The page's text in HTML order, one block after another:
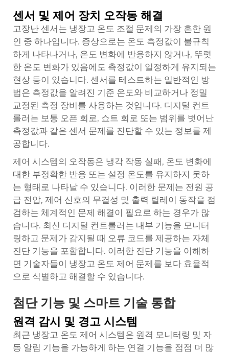
센서 및 제어 장치 오작동 해결
고장난 센서는 냉장고 온도 조절 문제의 가장 흔한 원
인 중 하나입니다. 증상으로는 온도 측정값이 불규칙
하게 나타나거나, 온도 변화에 반응하지 않거나, 뚜렷
한 온도 변화가 있음에도 측정값이 일정하게 유지되는
현상 등이 있습니다. 센서를 테스트하는 일반적인 방
법은 측정값을 알려진 기준 온도와 비교하거나 정밀
교정된 측정 장비를 사용하는 것입니다. 디지털 컨트
롤러는 보통 오픈 회로, 쇼트 회로 또는 범위를 벗어난
측정값과 같은 센서 문제를 진단할 수 있는 정보를 제
공합니다.
제어 시스템의 오작동은 냉각 작동 실패, 온도 변화에
대한 부정확한 반응 또는 설정 온도를 유지하지 못하
는 형태로 나타날 수 있습니다. 이러한 문제는 전원 공
급 전압, 제어 신호의 무결성 및 출력 릴레이 동작을 점
검하는 체계적인 문제 해결이 필요로 하는 경우가 많
습니다. 최신 디지털 컨트롤러는 내부 기능을 모니터
링하고 문제가 감지될 때 오류 코드를 제공하는 자체
진단 기능을 포함합니다. 이러한 진단 기능을 이해하
면 기술자들이 냉장고 온도 제어 문제를 보다 효율적
으로 식별하고 해결할 수 있습니다.
첨단 기능 및 스마트 기술 통합
원격 감시 및 경고 시스템
최근 냉장고 온도 제어 시스템은 원격 모니터링 및 자
동 알림 기능을 가능하게 하는 연결 기능을 점점 더 많